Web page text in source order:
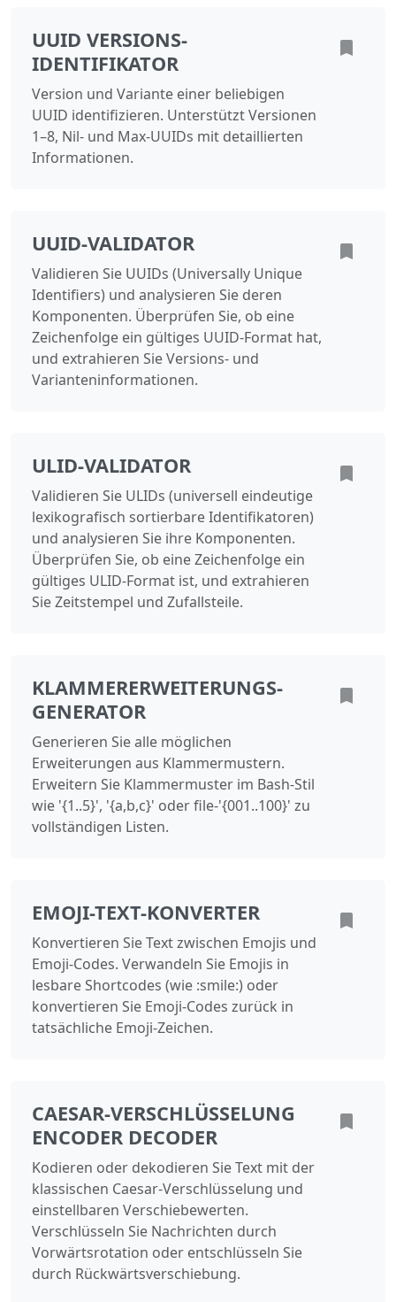
UUID VERSIONS-
IDENTIFIKATOR
Version und Variante einer beliebigen
UUID identifizieren. Unterstützt Versionen
1–8, Nil- und Max-UUIDs mit detaillierten
Informationen.
UUID-VALIDATOR
Validieren Sie UUIDs (Universally Unique
Identifiers) und analysieren Sie deren
Komponenten. Überprüfen Sie, ob eine
Zeichenfolge ein gültiges UUID-Format hat,
und extrahieren Sie Versions- und
Varianteninformationen.
ULID-VALIDATOR
Validieren Sie ULIDs (universell eindeutige
lexikografisch sortierbare Identifikatoren)
und analysieren Sie ihre Komponenten.
Überprüfen Sie, ob eine Zeichenfolge ein
gültiges ULID-Format ist, und extrahieren
Sie Zeitstempel und Zufallsteile.
KLAMMERERWEITERUNGS-
GENERATOR
Generieren Sie alle möglichen
Erweiterungen aus Klammermustern.
Erweitern Sie Klammermuster im Bash-Stil
wie '{1..5}', '{a,b,c}' oder file-'{001..100}' zu
vollständigen Listen.
EMOJI-TEXT-KONVERTER
Konvertieren Sie Text zwischen Emojis und
Emoji-Codes. Verwandeln Sie Emojis in
lesbare Shortcodes (wie :smile:) oder
konvertieren Sie Emoji-Codes zurück in
tatsächliche Emoji-Zeichen.
CAESAR-VERSCHLÜSSELUNG
ENCODER DECODER
Kodieren oder dekodieren Sie Text mit der
klassischen Caesar-Verschlüsselung und
einstellbaren Verschiebewerten.
Verschlüsseln Sie Nachrichten durch
Vorwärtsrotation oder entschlüsseln Sie
durch Rückwärtsverschiebung.